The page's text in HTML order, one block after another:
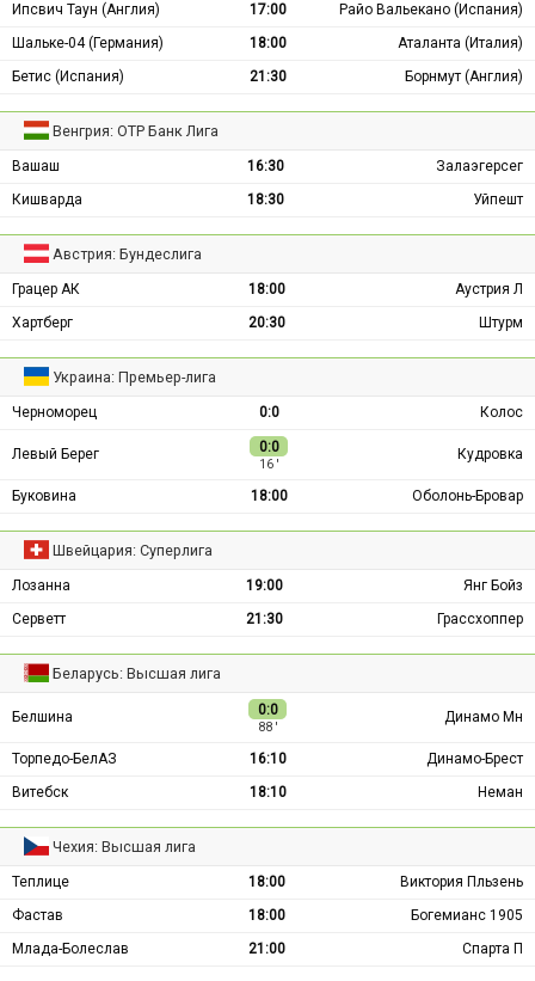
Ипсвич Таун (Англия)
17:00
Райо Вальекано (Испания)
Шальке-04 (Германия)
18:00
Аталанта (Италия)
Бетис (Испания)
21:30 Борнмут (Англия)
Венгрия: ОТР Банк Лига
Вашаш 16:30
Залаэгерсег
Кишварда
18:30 Уйпешт
Австрия: Бундеслига
Грацер АК 18:00
Аустрия Л
Хартберг
20:30 Штурм
Украина: Премьер-лига
Черноморец 0:0 Колос
Левый Берег 0:0
16 ′
Кудровка
Буковина 18:00 Оболонь-Бровар
Швейцария: Суперлига
Лозанна 19:00
Янг Бойз
Серветт
21:30 Грассхоппер
Беларусь: Высшая лига
Белшина 0:0
88 ′
Динамо Мн
Торпедо-БелАЗ 16:10
Динамо-Брест
Витебск
18:10 Неман
Чехия: Высшая лига
Теплице 18:00
Виктория Пльзень
Фастав
18:00
Богемианс 1905
Млада-Болеслав
21:00 Спарта П